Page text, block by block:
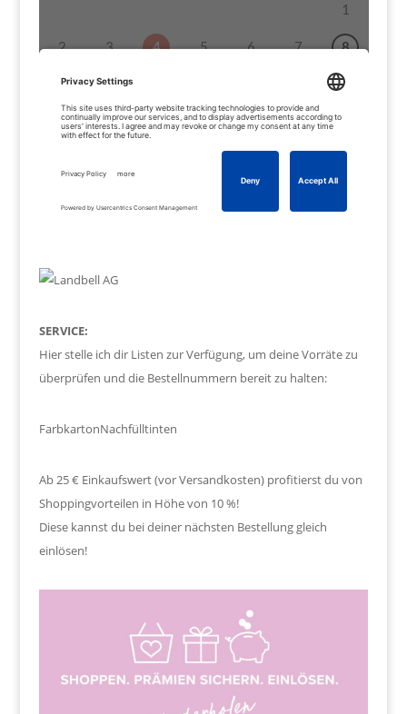
SERVICE:
Hier stelle ich dir Listen zur Verfügung, um deine Vorräte zu
überprüfen und die Bestellnummern bereit zu halten:
FarbkartonNachfülltinten
Ab 25 € Einkaufswert (vor Versandkosten) profitierst du von
Shoppingvorteilen in Höhe von 10 %!
Diese kannst du bei deiner nächsten Bestellung gleich
einlösen!